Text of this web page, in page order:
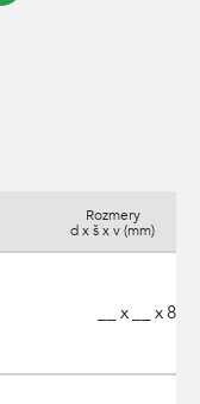
Rozmery
d x š x v (mm)
__ x __ x 80